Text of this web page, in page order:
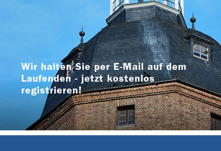
Wir halten Sie per E-Mail auf dem
Laufenden - jetzt kostenlos
registrieren!